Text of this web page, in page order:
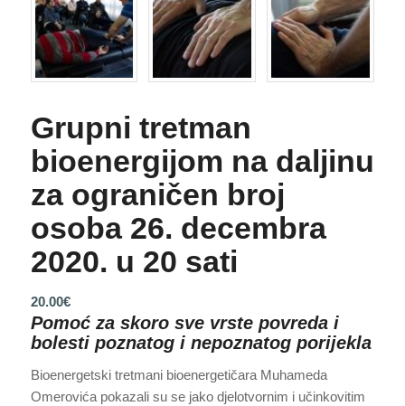
Grupni tretman
bioenergijom na daljinu
za ograničen broj
osoba 26. decembra
2020. u 20 sati
20.00€
Pomoć za skoro sve vrste povreda i
bolesti poznatog i nepoznatog porijekla
Bioenergetski tretmani bioenergetičara Muhameda
Omerovića pokazali su se jako djelotvornim i učinkovitim